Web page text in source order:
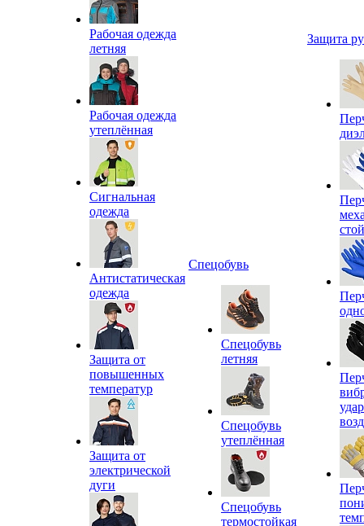
Рабочая одежда
летняя
Рабочая одежда
утеплённая
Сигнальная
одежда
Антистатическая
одежда
Защита от
повышенных
температур
Защита от
электрической
дуги
Спецобувь
Спецобувь
летняя
Спецобувь
утеплённая
Спецобувь
термостойкая
Защита